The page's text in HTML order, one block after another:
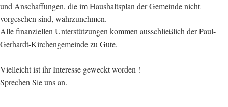
und Anschaffungen, die im Haushaltsplan der Gemeinde nicht
vorgesehen sind, wahrzunehmen.
Alle finanziellen Unterstützungen kommen ausschließlich der Paul-
Gerhardt-Kirchengemeinde zu Gute.
Vielleicht ist ihr Interesse geweckt worden !
Sprechen Sie uns an.